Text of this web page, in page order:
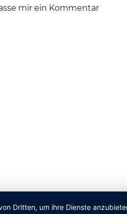
mir ein Kommentar
Dritten, um ihre Dienste